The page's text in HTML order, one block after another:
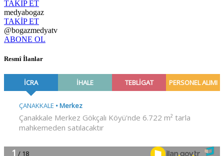
TAKİP ET
medyabogaz
TAKİP ET
@bogazmedyatv
ABONE OL
Resmî İlanlar